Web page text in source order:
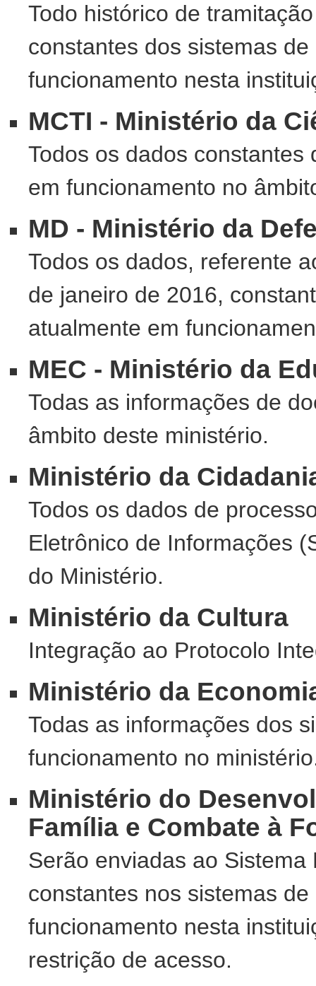
Todo histórico de
constantes dos sistemas
funcionamento nesta
MCTI - Ministério da
Todos os dados
em funcionamento no
MD - Ministério da
Todos os dados, referente
de janeiro de 2016,
atualmente em
MEC - Ministério da
Todas as informações de
âmbito deste ministério.
Ministério da
Todos os dados de
Eletrônico de Informações
do Ministério.
Ministério da Cultura
Integração ao Protocolo
Ministério da
Todas as informações dos
funcionamento no
Ministério do
Família e Combate à
Serão enviadas ao
constantes nos sistemas
funcionamento nesta
restrição de acesso.